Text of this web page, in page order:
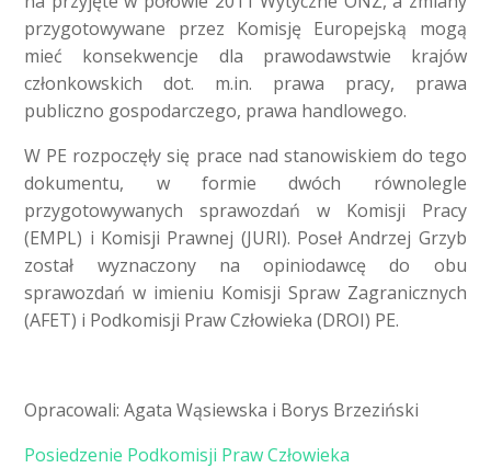
przygotowywane przez Komisję Europejską mogą
mieć konsekwencje dla prawodawstwie krajów
członkowskich dot. m.in. prawa pracy, prawa
publiczno gospodarczego, prawa handlowego.
W PE rozpoczęły się prace nad stanowiskiem do tego
dokumentu, w formie dwóch równolegle
przygotowywanych sprawozdań w Komisji Pracy
(EMPL) i Komisji Prawnej (JURI). Poseł Andrzej Grzyb
został wyznaczony na opiniodawcę do obu
sprawozdań w imieniu Komisji Spraw Zagranicznych
(AFET) i Podkomisji Praw Człowieka (DROI) PE.
Opracowali: Agata Wąsiewska i Borys Brzeziński
Posiedzenie Podkomisji Praw Człowieka